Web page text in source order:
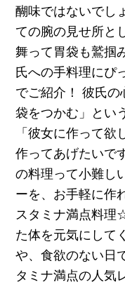
醐味ではないでし
ての腕の見せ所と
舞って胃袋も鷲掴
氏への手料理にぴ
でご紹介！ 彼氏
袋をつかむ」とい
「彼女に作って
作ってあげたいで
の料理って小難し
ーを、お手軽に作
スタミナ満点料理
た体を元気にして
や、食欲のない日
タミナ満点の人気